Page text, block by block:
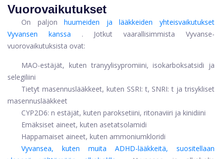
Vuorovaikutukset
On paljon
huumeiden ja lääkkeiden yhteisvaikutukset
Vyvansen kanssa
. Jotkut vaarallisimmista Vyvanse-
vuorovaikutuksista ovat:
MAO-estäjät, kuten tranyylisypromiini, isokarboksatsidi ja
selegiliini
Tietyt masennuslääkkeet, kuten SSRI: t, SNRI: t ja trisykliset
masennuslääkkeet
CYP2D6: n estäjät, kuten paroksetiini, ritonaviiri ja kinidiini
Emäksiset aineet, kuten asetatsolamidi
Happamaiset aineet, kuten ammoniumkloridi
Vyvansea, kuten muita ADHD-lääkkeitä, suositellaan